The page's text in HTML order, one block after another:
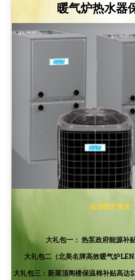
暖气炉热水器
点击图片接龙
大礼包一： 热泵政府能源补
大礼包二（北美名牌高效暖气炉
大礼包三：新屋顶阁楼保温棉补贴高达